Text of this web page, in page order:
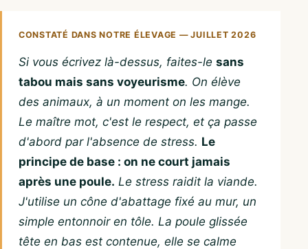
CONSTATÉ DANS NOTRE ÉLEVAGE — JUILLET 2026
Si vous écrivez là-dessus, faites-le sans
tabou mais sans voyeurisme. On élève
des animaux, à un moment on les mange.
Le maître mot, c'est le respect, et ça passe
d'abord par l'absence de stress. Le
principe de base : on ne court jamais
après une poule. Le stress raidit la viande.
J'utilise un cône d'abattage fixé au mur, un
simple entonnoir en tôle. La poule glissée
tête en bas est contenue, elle se calme